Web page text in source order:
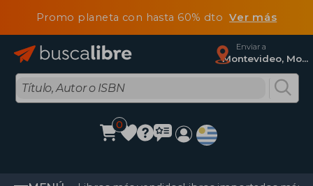
Promo planeta con hasta 60% dtoVer más
Enviar a
Montevideo, Montevideo
0